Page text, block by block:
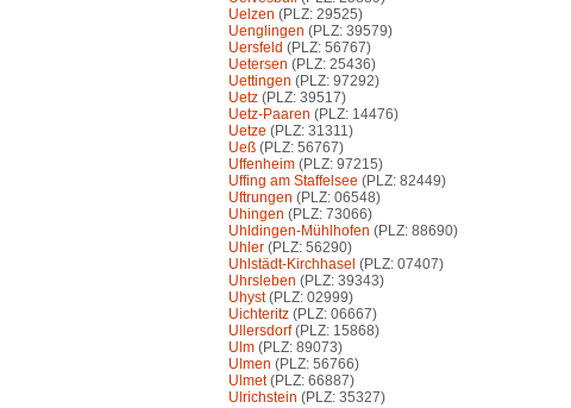
Uelzen (PLZ: 29525)
Uenglingen (PLZ: 39579)
Uersfeld (PLZ: 56767)
Uetersen (PLZ: 25436)
Uettingen (PLZ: 97292)
Uetz (PLZ: 39517)
Uetz-Paaren (PLZ: 14476)
Uetze (PLZ: 31311)
Ueß (PLZ: 56767)
Uffenheim (PLZ: 97215)
Uffing am Staffelsee (PLZ: 82449)
Uftrungen (PLZ: 06548)
Uhingen (PLZ: 73066)
Uhldingen-Mühlhofen (PLZ: 88690)
Uhler (PLZ: 56290)
Uhlstädt-Kirchhasel (PLZ: 07407)
Uhrsleben (PLZ: 39343)
Uhyst(PLZ: 02999)
Uichteritz (PLZ: 06667)
Ullersdorf(PLZ: 15868)
Ulm (PLZ: 89073)
Ulmen (PLZ: 56766)
Ulmet(PLZ: 66887)
Ulrichstein (PLZ: 35327)